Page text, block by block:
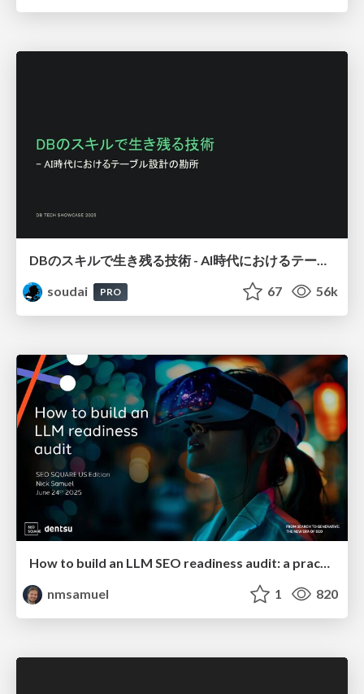
DBのスキルで生き残る技術 - AI時代におけるテーブル設計の勘所
soudai
PRO 67 56k
How to build an LLM SEO readiness audit: a practical framework
nmsamuel
1 820